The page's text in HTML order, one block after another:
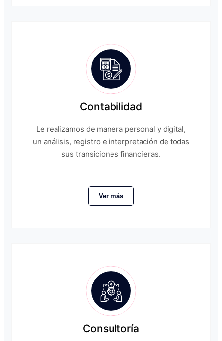
Contabilidad
Le realizamos de manera personal y digital,
un análisis, registro e interpretación de todas
sus transiciones financieras.
Ver más
Consultoría